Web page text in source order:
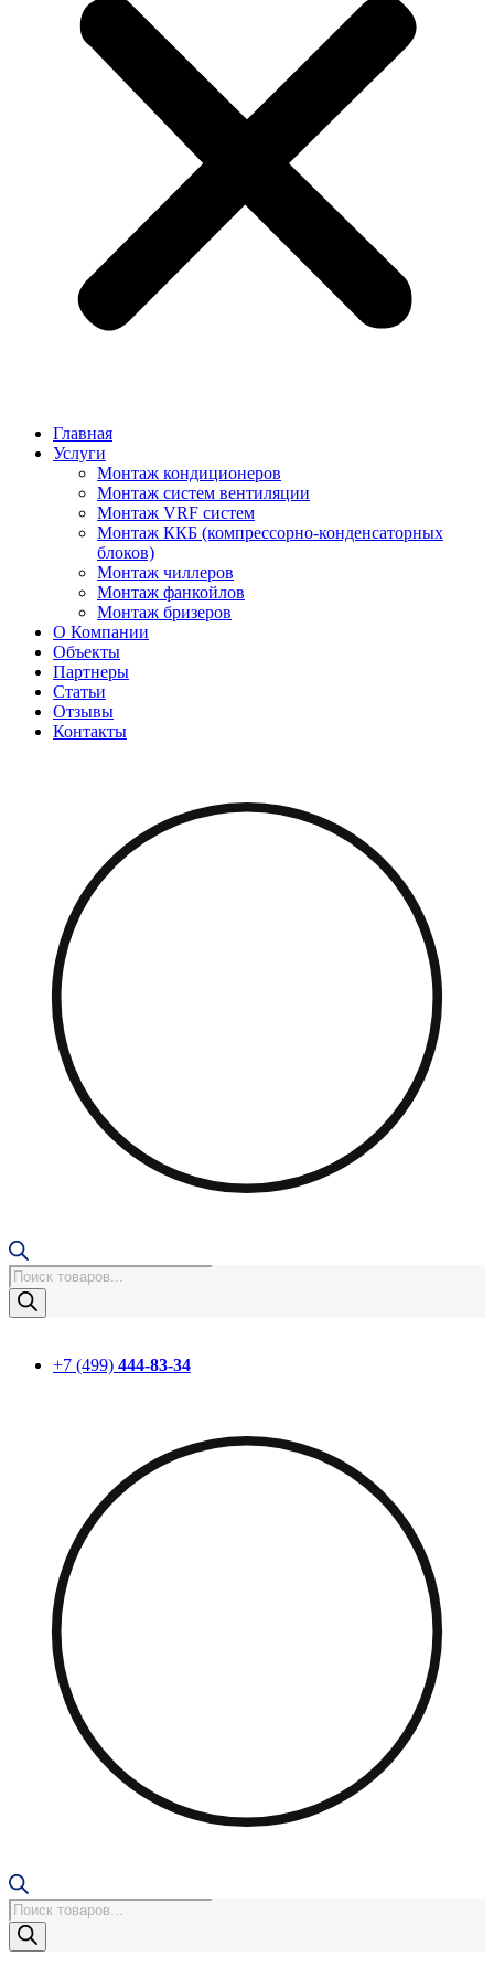
Главная
Услуги
Монтаж кондиционеров
Монтаж cистем вентиляции
Монтаж VRF систем
Монтаж ККБ (компрессорно-конденсаторных
блоков)
Монтаж чиллеров
Монтаж фанкойлов
Монтаж бризеров
О Компании
Объекты
Партнеры
Статьи
Отзывы
Контакты
Поиск
товаров
+7 (499) 444-83-34
Поиск
товаров